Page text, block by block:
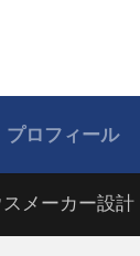
プロフィール
メーカー設計